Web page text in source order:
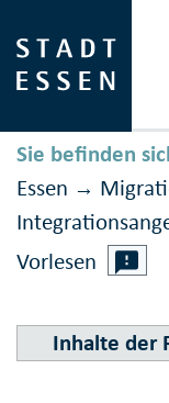
Sie befinden
Essen →
Vorlesen
Inhalte der